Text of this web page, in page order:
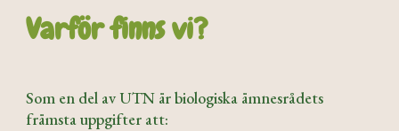
Varför finns vi?
Som en del av UTN är biologiska ämnesrådets
främsta uppgifter att: